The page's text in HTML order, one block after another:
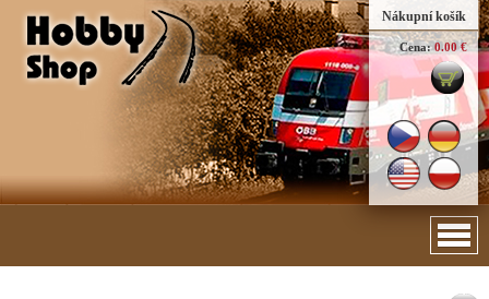
Nákupní košík
Cena: 0.00 €